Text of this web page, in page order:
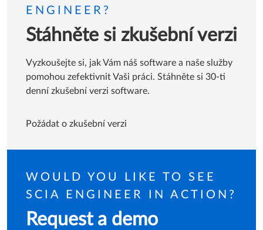
ENGINEER?
Stáhněte si zkušební verzi
Vyzkoušejte si, jak Vám náš software a naše služby
pomohou zefektivnit Vaši práci. Stáhněte si 30-ti
denní zkušební verzi software.
Požádat o zkušební verzi
WOULD YOU LIKE TO SEE
SCIA ENGINEER IN ACTION?
Request a demo